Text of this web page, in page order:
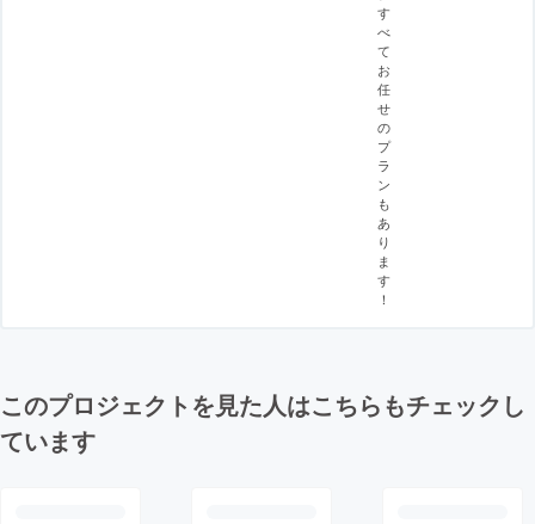
す
べ
て
お
任
せ
の
プ
ラ
ン
も
あ
り
ま
す
！
このプロジェクトを見た人はこちらもチェックし
ています